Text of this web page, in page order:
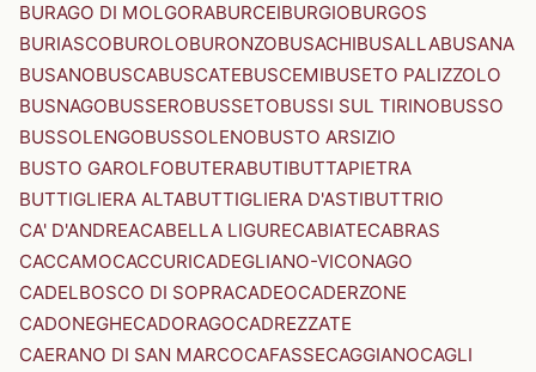
BURAGO DI MOLGORABURCEIBURGIOBURGOS
BURIASCOBUROLOBURONZOBUSACHIBUSALLABUSANA
BUSANOBUSCABUSCATEBUSCEMIBUSETO PALIZZOLO
BUSNAGOBUSSEROBUSSETOBUSSI SUL TIRINOBUSSO
BUSSOLENGOBUSSOLENOBUSTO ARSIZIO
BUSTO GAROLFOBUTERABUTIBUTTAPIETRA
BUTTIGLIERA ALTABUTTIGLIERA D'ASTIBUTTRIO
CA' D'ANDREACABELLA LIGURECABIATECABRAS
CACCAMOCACCURICADEGLIANO-VICONAGO
CADELBOSCO DI SOPRACADEOCADERZONE
CADONEGHECADORAGOCADREZZATE
CAERANO DI SAN MARCOCAFASSECAGGIANOCAGLI